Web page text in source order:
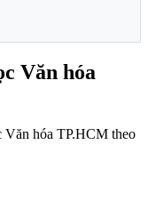
Văn hóa
hóa TP.HCM theo